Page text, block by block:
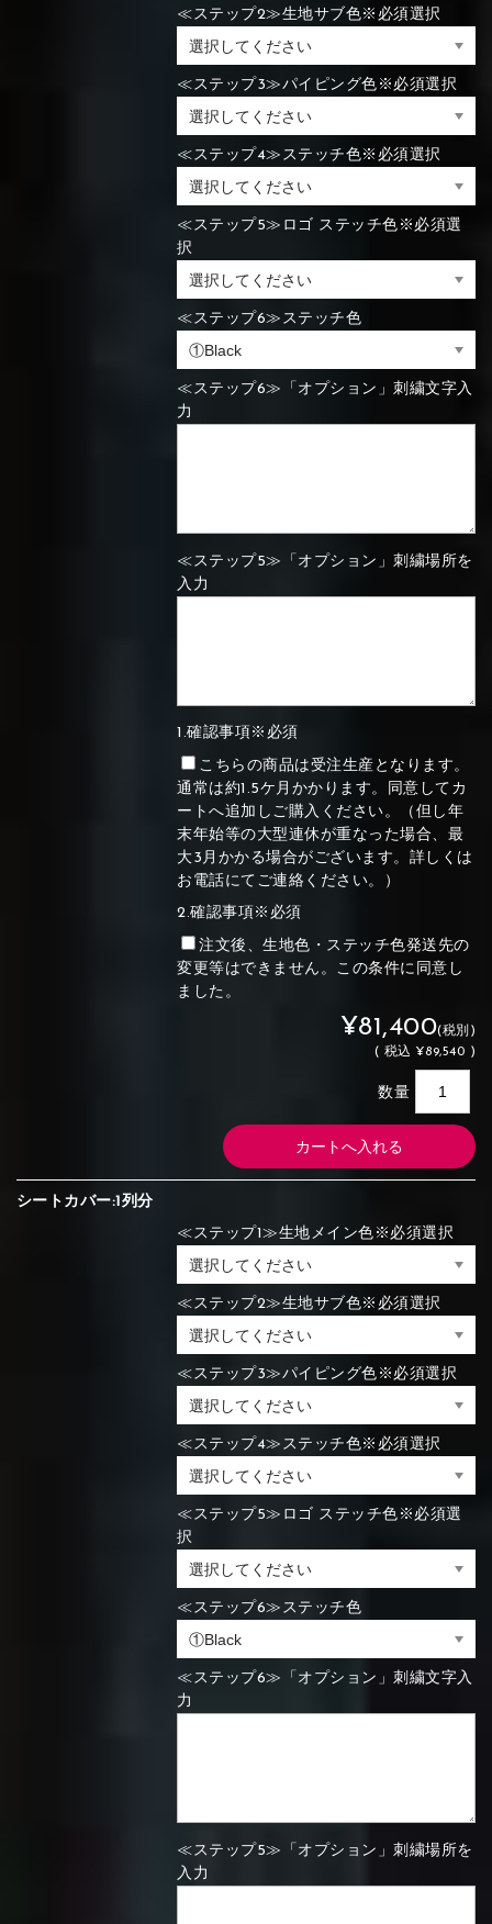
⑭Caramel ⑮Wine red
⑭Pink ⑮Rose pink
⑳Purple
⑭Pink
⑰Silver
⑳Purple ㉑Violet
≪ステップ2≫生地サブ色※必須選択
≪ステップ3≫パイピング色※必須選択
≪ステップ4≫ステッチ色※必須選択
≪ステップ5≫ロゴ ステッチ色※必須選
択
≪ステップ6≫ステッチ色
≪ステップ6≫「オプション」刺繍文字入
力
≪ステップ5≫「オプション」刺繍場所を
入力
1.確認事項※必須
こちらの商品は受注生産となります。
通常は約1.5ケ月かかります。同意してカ
ートへ追加しご購入ください。（但し年
末年始等の大型連休が重なった場合、最
大3月かかる場合がございます。詳しくは
お電話にてご連絡ください。）
2.確認事項※必須
注文後、生地色・ステッチ色発送先の
変更等はできません。この条件に同意し
ました。
¥81,400(税別)
( 税込 ¥89,540 )
数量
シートカバー:1列分
≪ステップ1≫生地メイン色※必須選択
≪ステップ2≫生地サブ色※必須選択
≪ステップ3≫パイピング色※必須選択
≪ステップ4≫ステッチ色※必須選択
≪ステップ5≫ロゴ ステッチ色※必須選
択
≪ステップ6≫ステッチ色
≪ステップ6≫「オプション」刺繍文字入
力
≪ステップ5≫「オプション」刺繍場所を
入力